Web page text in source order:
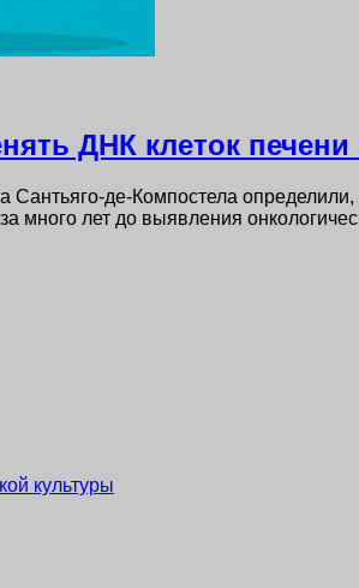
ДНК клеток
Сантьяго-де-Компостела
много лет до выявления
культуры